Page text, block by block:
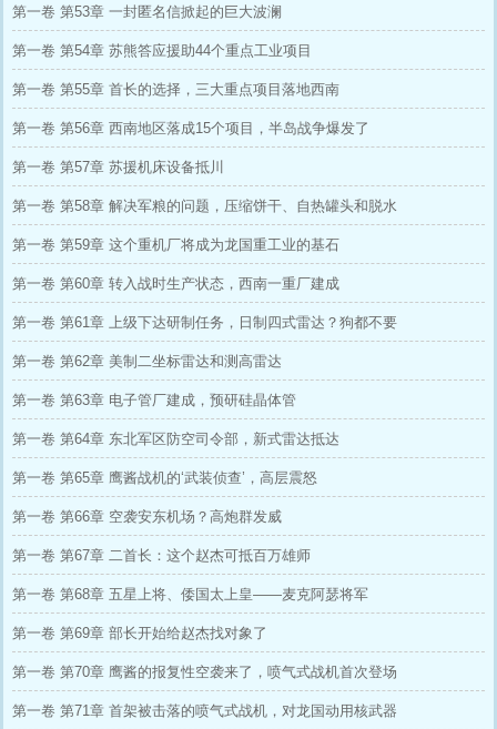
第一卷 第53章 一封匿名信掀起的巨大波澜
第一卷 第54章 苏熊答应援助44个重点工业项目
第一卷 第55章 首长的选择，三大重点项目落地西南
第一卷 第56章 西南地区落成15个项目，半岛战争爆发了
第一卷 第57章 苏援机床设备抵川
第一卷 第58章 解决军粮的问题，压缩饼干、自热罐头和脱水
第一卷 第59章 这个重机厂将成为龙国重工业的基石
第一卷 第60章 转入战时生产状态，西南一重厂建成
第一卷 第61章 上级下达研制任务，日制四式雷达？狗都不要
第一卷 第62章 美制二坐标雷达和测高雷达
第一卷 第63章 电子管厂建成，预研硅晶体管
第一卷 第64章 东北军区防空司令部，新式雷达抵达
第一卷 第65章 鹰酱战机的‘武装侦查’，高层震怒
第一卷 第66章 空袭安东机场？高炮群发威
第一卷 第67章 二首长：这个赵杰可抵百万雄师
第一卷 第68章 五星上将、倭国太上皇——麦克阿瑟将军
第一卷 第69章 部长开始给赵杰找对象了
第一卷 第70章 鹰酱的报复性空袭来了，喷气式战机首次登场
第一卷 第71章 首架被击落的喷气式战机，对龙国动用核武器